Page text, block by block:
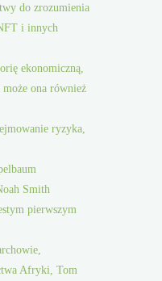
do zrozumienia
i innych
ekonomiczną,
ona również
ryzyka,
Smith
pierwszym
Afryki, Tom